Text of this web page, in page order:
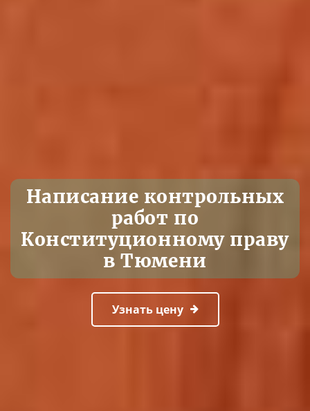
Написание контрольных
работ по
Конституционному праву
в Тюмени
Узнать цену